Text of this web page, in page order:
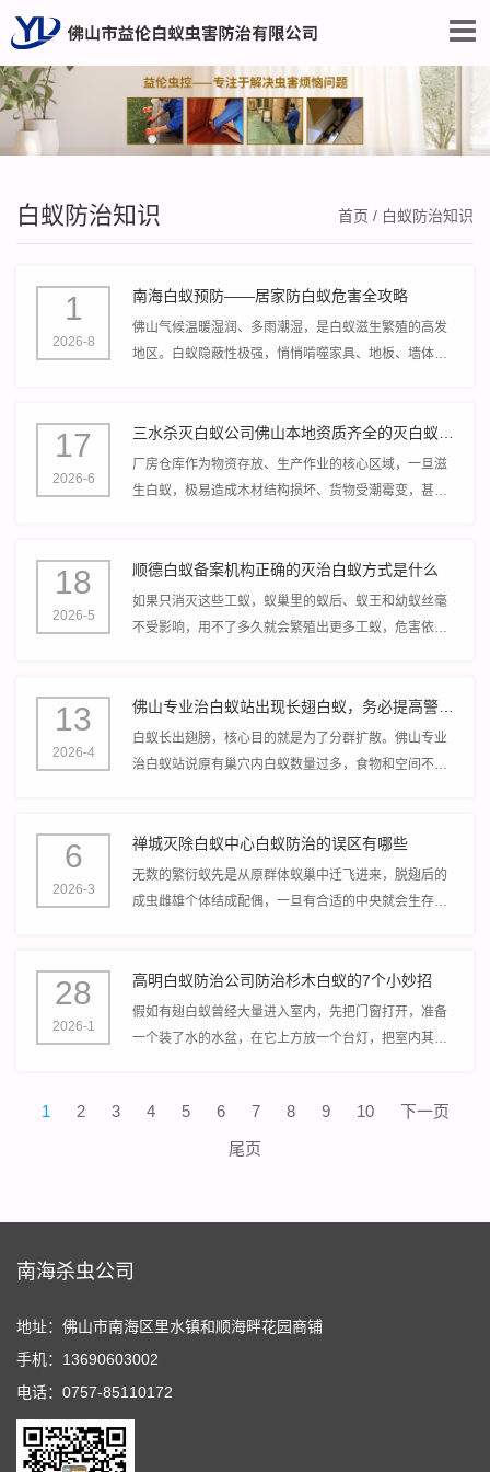
白蚁防治知识 首页 / 白蚁防治知识
1
2026-8
南海白蚁预防——居家防白蚁危害全攻略
佛山气候温暖湿润、多雨潮湿，是白蚁滋生繁殖的高发
地区。白蚁隐蔽性极强，悄悄啃噬家具、地板、墙体、
17
2026-6
厂房仓库作为物资存放、生产作业的核心区域，一旦滋
生白蚁，极易造成木材结构损坏、货物受潮霉变，甚至
18
2026-5
顺德白蚁备案机构正确的灭治白蚁方式是什么
如果只消灭这些工蚁，蚁巢里的蚁后、蚁王和幼蚁丝毫
不受影响，用不了多久就会繁殖出更多工蚁，危害依
13
2026-4
白蚁长出翅膀，核心目的就是为了分群扩散。佛山专业
治白蚁站说原有巢穴内白蚁数量过多，食物和空间不足
6
2026-3
禅城灭除白蚁中心白蚁防治的误区有哪些
无数的繁衍蚁先是从原群体蚁巢中迁飞进来，脱翅后的
成虫雌雄个体结成配偶，一旦有合适的中央就会生存下
28
2026-1
高明白蚁防治公司防治杉木白蚁的7个小妙招
假如有翅白蚁曾经大量进入室内，先把门窗打开，准备
一个装了水的水盆，在它上方放一个台灯，把室内其他
1 2 3 4 5 6 7 8 9 10
下一页
尾页
南海杀虫公司
地址：佛山市南海区里水镇和顺海畔花园商铺
手机：13690603002
电话：0757-85110172